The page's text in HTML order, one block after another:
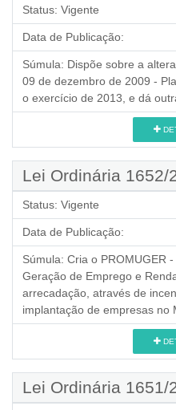
Status: Vigente
Data de Publicação:
Súmula: Dispõe sobre a
09 de dezembro de 2009 -
o exercício de 2013, e dá
Lei Ordinária 1652/
Status: Vigente
Data de Publicação:
Súmula: Cria o PROMUGER
Geração de Emprego e
arrecadação, através de
implantação de empresas no
Lei Ordinária 1651/